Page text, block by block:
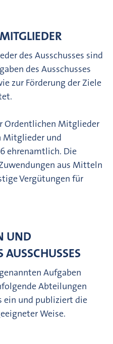
des Ausschusses sind
des Ausschusses
zur Förderung der Ziele
Ordentlichen Mitglieder
Mitglieder und
ehrenamtlich. Die
aus Mitteln
Vergütungen für
UND
AUSSCHUSSES
Aufgaben
Abteilungen
ein und publiziert die
Weise.